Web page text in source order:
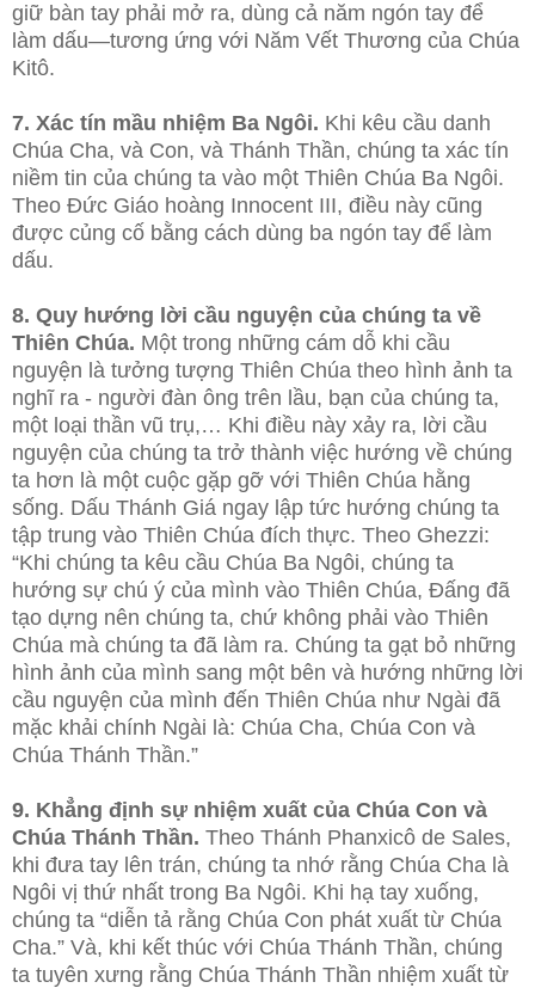
giữ bàn tay phải mở ra, dùng cả năm ngón tay để
làm dấu—tương ứng với Năm Vết Thương của Chúa
Kitô.
7. Xác tín mầu nhiệm Ba Ngôi. Khi kêu cầu danh
Chúa Cha, và Con, và Thánh Thần, chúng ta xác tín
niềm tin của chúng ta vào một Thiên Chúa Ba Ngôi.
Theo Đức Giáo hoàng Innocent III, điều này cũng
được củng cố bằng cách dùng ba ngón tay để làm
dấu.
8. Quy hướng lời cầu nguyện của chúng ta về
Thiên Chúa. Một trong những cám dỗ khi cầu
nguyện là tưởng tượng Thiên Chúa theo hình ảnh ta
nghĩ ra - người đàn ông trên lầu, bạn của chúng ta,
một loại thần vũ trụ,… Khi điều này xảy ra, lời cầu
nguyện của chúng ta trở thành việc hướng về chúng
ta hơn là một cuộc gặp gỡ với Thiên Chúa hằng
sống. Dấu Thánh Giá ngay lập tức hướng chúng ta
tập trung vào Thiên Chúa đích thực. Theo Ghezzi:
“Khi chúng ta kêu cầu Chúa Ba Ngôi, chúng ta
hướng sự chú ý của mình vào Thiên Chúa, Đấng đã
tạo dựng nên chúng ta, chứ không phải vào Thiên
Chúa mà chúng ta đã làm ra. Chúng ta gạt bỏ những
hình ảnh của mình sang một bên và hướng những lời
cầu nguyện của mình đến Thiên Chúa như Ngài đã
mặc khải chính Ngài là: Chúa Cha, Chúa Con và
Chúa Thánh Thần.”
9. Khẳng định sự nhiệm xuất của Chúa Con và
Chúa Thánh Thần. Theo Thánh Phanxicô de Sales,
khi đưa tay lên trán, chúng ta nhớ rằng Chúa Cha là
Ngôi vị thứ nhất trong Ba Ngôi. Khi hạ tay xuống,
chúng ta “diễn tả rằng Chúa Con phát xuất từ Chúa
Cha.” Và, khi kết thúc với Chúa Thánh Thần, chúng
ta tuyên xưng rằng Chúa Thánh Thần nhiệm xuất từ